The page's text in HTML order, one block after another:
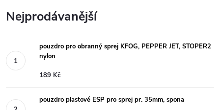
Nejprodávanější
pouzdro pro obranný sprej KFOG, PEPPER JET, STOPER2
nylon
189 Kč
pouzdro plastové ESP pro sprej pr. 35mm, spona